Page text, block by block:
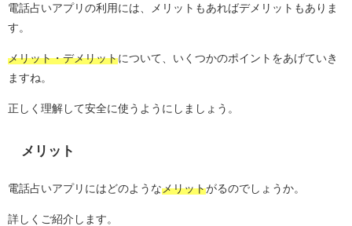
電話占いアプリの利用には、メリットもあればデメリットもありま
す。
メリット・デメリットについて、いくつかのポイントをあげていき
ますね。
正しく理解して安全に使うようにしましょう。
メリット
電話占いアプリにはどのようなメリットがるのでしょうか。
詳しくご紹介します。